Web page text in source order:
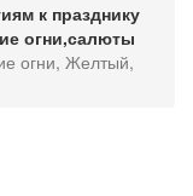
к празднику
огни,салюты
огни, Желтый,